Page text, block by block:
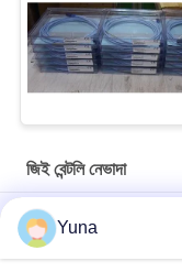
জিই বেন্টলি নেভাদা
১১ এমএম ৩৩০০এক্সএল জিই
50 মিমি 3300XL বেন্টলি
Yuna